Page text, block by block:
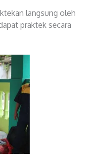
langsung oleh
praktek secara